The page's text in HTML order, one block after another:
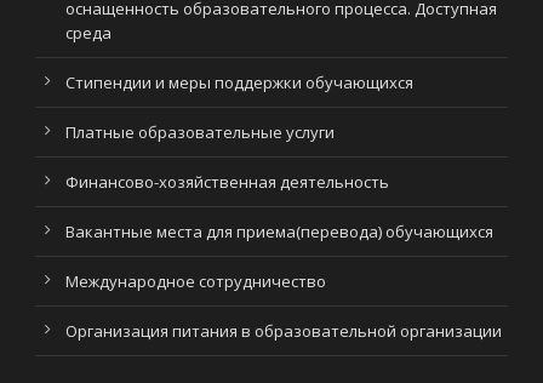
оснащенность образовательного процесса. Доступная
среда
Стипендии и меры поддержки обучающихся
Платные образовательные услуги
Финансово-хозяйственная деятельность
Вакантные места для приема(перевода) обучающихся
Международное сотрудничество
Организация питания в образовательной организации